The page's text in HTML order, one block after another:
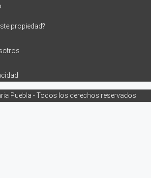
propiedad?
Puebla - Todos los derechos reservados